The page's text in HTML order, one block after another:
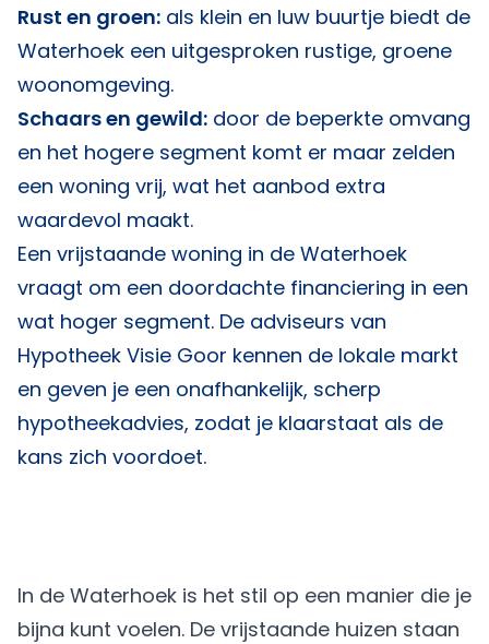
Rust en groen: als klein en luw buurtje biedt de
Waterhoek een uitgesproken rustige, groene
woonomgeving.
Schaars en gewild: door de beperkte omvang
en het hogere segment komt er maar zelden
een woning vrij, wat het aanbod extra
waardevol maakt.
Een vrijstaande woning in de Waterhoek
vraagt om een doordachte financiering in een
wat hoger segment. De adviseurs van
Hypotheek Visie Goor kennen de lokale markt
en geven je een onafhankelijk, scherp
hypotheekadvies, zodat je klaarstaat als de
kans zich voordoet.
In de Waterhoek is het stil op een manier die je
bijna kunt voelen. De vrijstaande huizen staan